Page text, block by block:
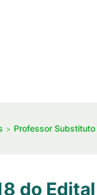
Professor Substituto
do Edital